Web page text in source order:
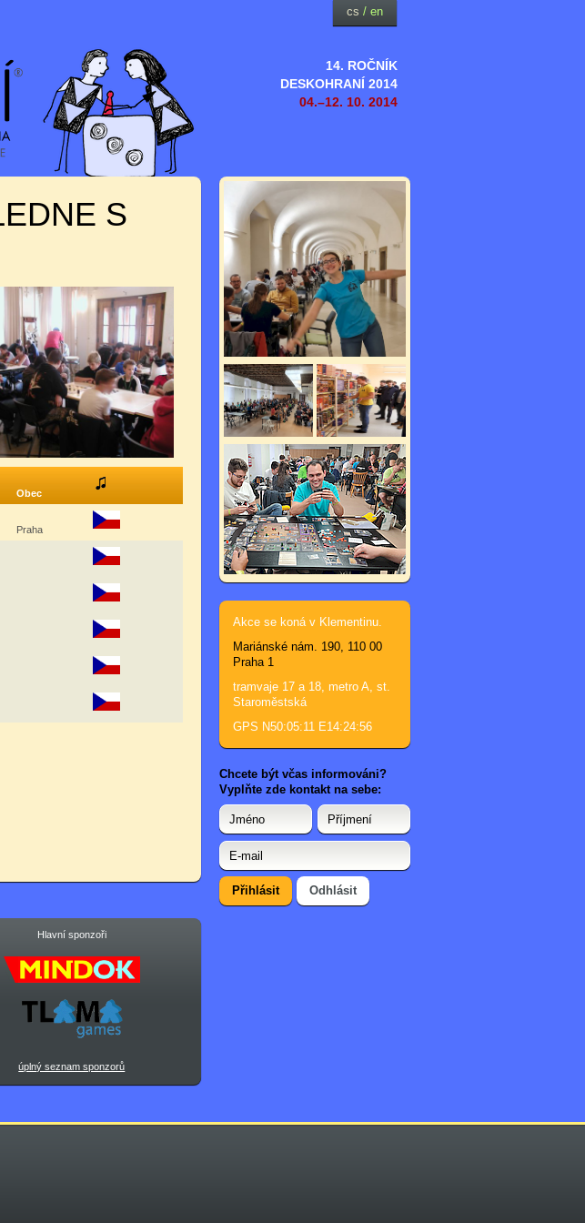
14. ROČNÍK
DESKOHRANÍ 2014
04.–12. 10. 2014
cs / en
S
Obec
Praha
Hlavní sponzoři
úplný seznam sponzorů
Akce se koná v Klementinu.
Mariánské nám. 190, 110 00
Praha 1
tramvaje 17 a 18, metro A, st.
Staroměstská
GPS N50:05:11 E14:24:56
Chcete být včas informováni?
Vyplňte zde kontakt na sebe: